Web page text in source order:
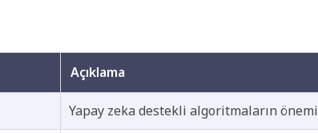
Açıklama
Yapay zeka destekli algoritmaların önemi